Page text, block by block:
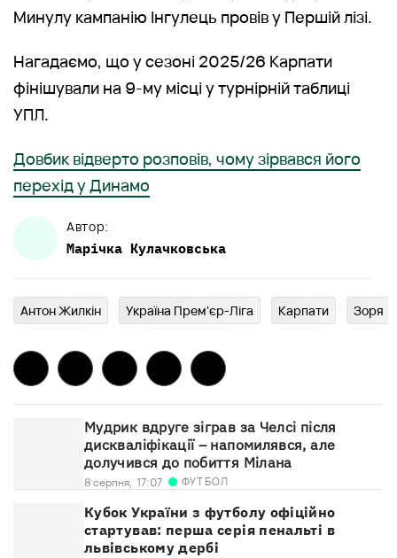
Минулу кампанію Інгулець провів у Першій лізі.
Нагадаємо, що у сезоні 2025/26 Карпати
фінішували на 9-му місці у турнірній таблиці
УПЛ.
Довбик відверто розповів, чому зірвався його
перехід у Динамо
Автор:
Марічка Кулачковська
Антон Жилкін Україна Прем'єр-Ліга Карпати Зоря
Мудрик вдруге зіграв за Челсі після
дискваліфікації – напомилявся, але
долучився до побиття Мілана
8 серпня, 17:07 ФУТБОЛ
Кубок України з футболу офіційно
стартував: перша серія пенальті в
львівському дербі